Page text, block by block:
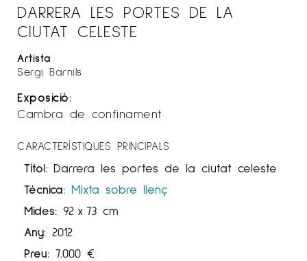
DARRERA LES PORTES DE LA
CIUTAT CELESTE
Artista
Sergi Barnils
Exposició:
Cambra de confinament
CARACTERÍSTIQUES PRINCIPALS
Títol: Darrera les portes de la ciutat celeste
Tècnica: Mixta sobre llenç
Mides: 92 x 73 cm
Any: 2012
Preu: 7.000 €